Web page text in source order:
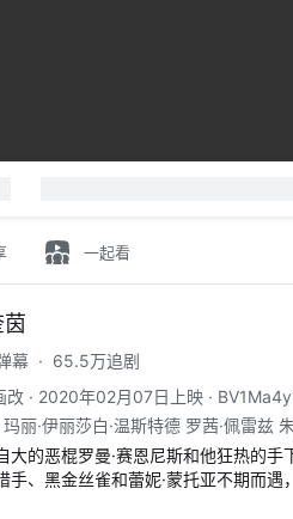
一起看
幕 · 65.5万追剧
改 · 2020年02月07日上映 ·
丽·伊丽莎白·温斯特德 罗茜·佩雷兹
尤里 萨拉·蒙特斯 伊莎贝尔·帕克扎德
布鲁诺·奥利弗 马修·维利希 杰里米·
特里尼 埃迪·阿尔法诺 普拉莫德库马
大的恶棍罗曼·赛恩尼斯和他狂热的
手、黑金丝雀和蕾妮·蒙托亚不期而